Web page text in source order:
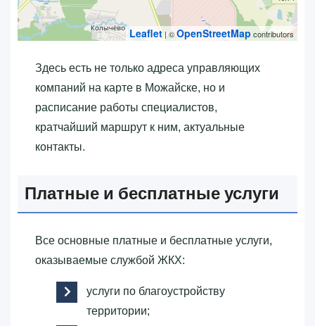
Leaflet | ©OpenStreetMap contributors
Здесь есть не только адреса управляющих
компаний на карте в Можайске, но и
расписание работы специалистов,
кратчайший маршрут к ним, актуальные
контакты.
Платные и бесплатные услуги
Все основные платные и бесплатные услуги,
оказываемые службой ЖКХ:
услуги по благоустройству
территории;